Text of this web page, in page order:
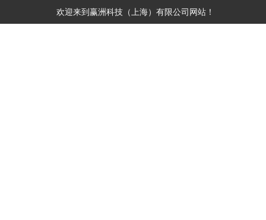
欢迎来到 赢洲科技（上海）有限公司 网站！